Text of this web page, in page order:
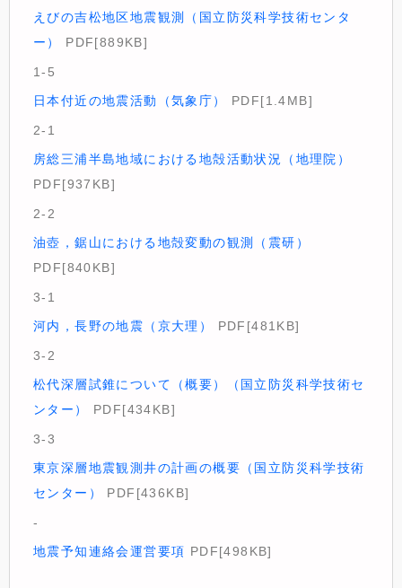
えびの吉松地区地震観測（国立防災科学技術センタ
ー）
PDF[889KB]
1-5
日本付近の地震活動（気象庁）
PDF[1.4MB]
2-1
房総三浦半島地域における地殻活動状況（地理院）
PDF[937KB]
2-2
油壺，鋸山における地殻変動の観測（震研）
PDF[840KB]
3-1
河内，長野の地震（京大理）
PDF[481KB]
3-2
松代深層試錐について（概要）（国立防災科学技術セ
ンター）
PDF[434KB]
3-3
東京深層地震観測井の計画の概要（国立防災科学技術
センター）
PDF[436KB]
-
地震予知連絡会運営要項 PDF[498KB]